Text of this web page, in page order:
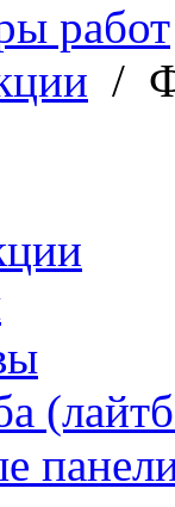
работ
/